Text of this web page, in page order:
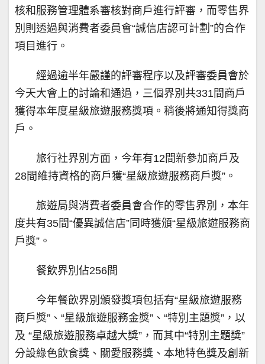
核和服務管理體系審核對商戶進行評審，而零售界
別則透過與消費者委員會“誠信店認可計劃”的合作
項目進行。
經過逾半年嚴謹的評審程序以及評審委員會於
今天大會上的討論和通過，三個界別共331間商戶
獲得本年度星級旅遊服務獎項。稍後將通知得獎商
戶。
旅行社界別方面，今年有12間新參加商戶及
28間維持資格的商戶獲“星級旅遊服務商戶獎”。
旅遊局與消費者委員會合作的零售界別，本年
度共有35間“優異誠信店”同時獲頒“星級旅遊服務商
戶獎”。
餐飲界別佔256間
今年餐飲界別頒發獎項包括有“星級旅遊服務
商戶獎”、“星級旅遊服務金獎”、“特別主題獎”，以
及 “星級旅遊服務卓越大獎”，而其中“特別主題獎”
分設綠色飲食獎、關愛服務獎、本地特色獎及創新